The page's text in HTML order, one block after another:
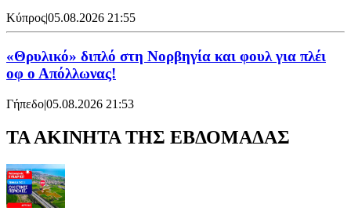
Κύπρος|05.08.2026 21:55
«Θρυλικό» διπλό στη Νορβηγία και φουλ για πλέι
οφ ο Απόλλωνας!
Γήπεδο|05.08.2026 21:53
ΤΑ ΑΚΙΝΗΤΑ ΤΗΣ ΕΒΔΟΜΑΔΑΣ